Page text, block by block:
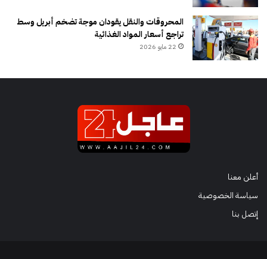
المحروقات والنقل يقودان موجة تضخم أبريل وسط
تراجع أسعار المواد الغذائية
22 مايو 2026
أعلن معنا
سياسة الخصوصية
إتصل بنا